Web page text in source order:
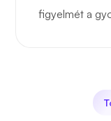
figyelmét a